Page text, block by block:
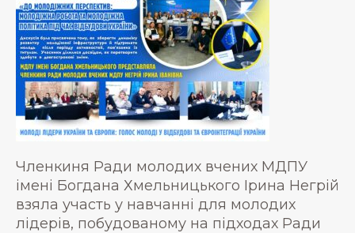
Членкиня Ради молодих вчених МДПУ
імені Богдана Хмельницького Ірина Негрій
взяла участь у навчанні для молодих
лідерів, побудованому на підходах Ради